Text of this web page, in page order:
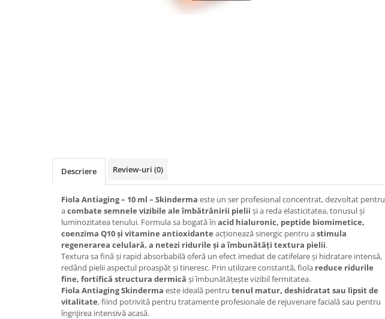
Descriere Review-uri (0)
Fiola Antiaging – 10 ml – Skinderma este un ser profesional concentrat, dezvoltat pentru
acombate semnele vizibile ale îmbătrânirii pielii și a reda elasticitatea, tonusul și
luminozitatea tenului. Formula sa bogată în acid hialuronic, peptide biomimetice,
coenzima Q10 și vitamine antioxidante acționează sinergic pentru astimula
regenerarea celulară, a netezi ridurile și a îmbunătăți textura pielii.
Textura sa fină și rapid absorbabilă oferă un efect imediat de catifelare și hidratare intensă,
redând pielii aspectul proaspăt și tineresc. Prin utilizare constantă, fiola reduce ridurile
fine, fortifică structura dermică și îmbunătățește vizibil fermitatea.
Fiola Antiaging Skinderma este ideală pentru tenul matur, deshidratat sau lipsit de
vitalitate, fiind potrivită pentru tratamente profesionale de rejuvenare facială sau pentru
îngrijirea intensivă acasă.